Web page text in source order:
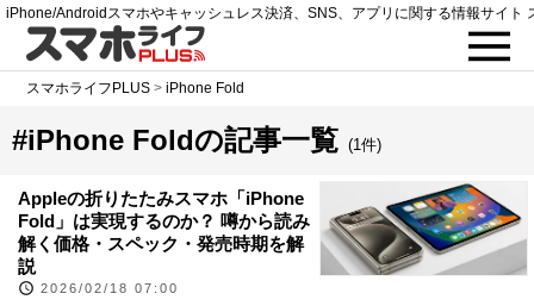
iPhone/Androidスマホやキャッシュレス決済、SNS、アプリに関する情報サイト
スマホライフPLUS >iPhone Fold
#iPhone Foldの記事一覧 (1件)
Appleの折りたたみスマホ「iPhone
Fold」は実現するのか？ 噂から読み
解く価格・スペック・発売時期を解
説
2026/02/18 07:00